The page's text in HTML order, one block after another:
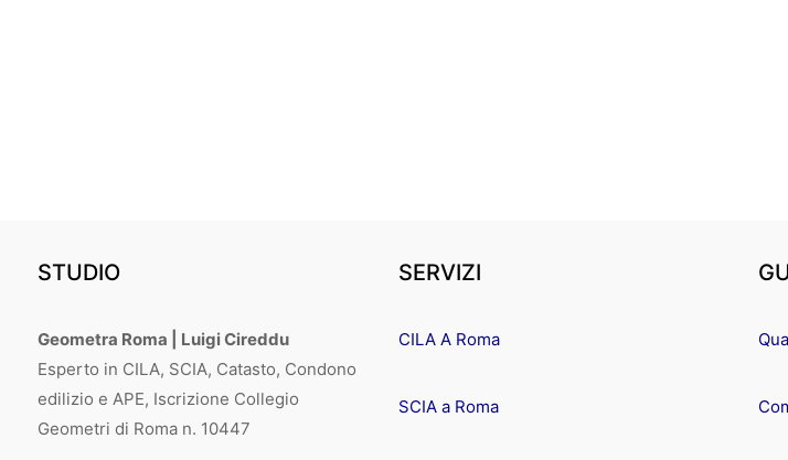
STUDIO
Geometra Roma | Luigi Cireddu
Esperto in CILA, SCIA, Catasto, Condono
edilizio e APE, Iscrizione Collegio
Geometri di Roma n. 10447
SERVIZI
CILA A Roma
SCIA a Roma